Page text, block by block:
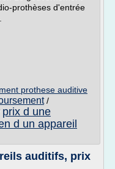
prothèses d'entrée
prothese auditive
/
prix d une
d un appareil
auditifs, prix